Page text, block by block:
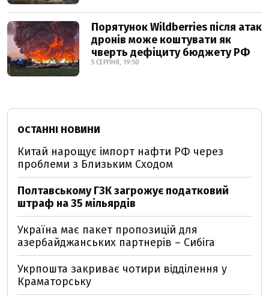
Порятунок Wildberries після атак
дронів може коштувати як
чверть дефіциту бюджету РФ
5 СЕРПНЯ, 19:50
ОСТАННІ НОВИНИ
Китай нарощує імпорт нафти РФ через
проблеми з Близьким Сходом
Полтавському ГЗК загрожує податковий
штраф на 35 мільярдів
Україна має пакет пропозицій для
азербайджанських партнерів – Сибіга
Укрпошта закриває чотири відділення у
Краматорську